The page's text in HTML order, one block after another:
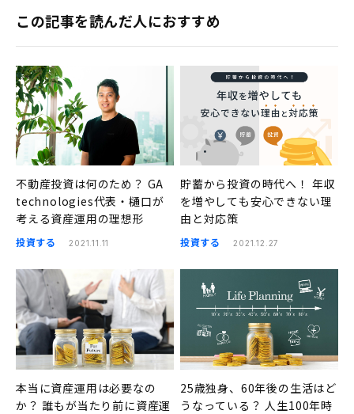
この記事を読んだ人におすすめ
不動産投資は何のため？ GA
technologies代表・樋口が
考える資産運用の理想形
投資する 2021.11.11
貯蓄から投資の時代へ！ 年収
を増やしても安心できない理
由と対応策
投資する 2021.12.27
本当に資産運用は必要なの
か？ 誰もが当たり前に資産運
25歳独身、60年後の生活はど
うなっている？ 人生100年時